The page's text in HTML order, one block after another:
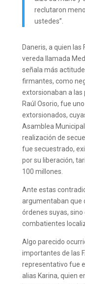
reclutaron
ustedes”.
Daneris, a quien
vereda llamada
señala más
firmantes, como
extorsionaban a las
Raúl Osorio, fue
extorsionados,
Asamblea
realización de
fue secuestrado,
por su liberación,
100 millones.
Ante estas
argumentaban que
órdenes suyas,
combatientes
Algo parecido
importantes de las
representativo fue
alias Karina, quien